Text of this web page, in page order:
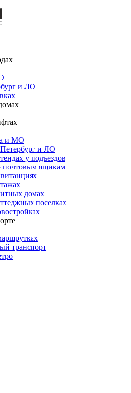
и ЛО
и МО
и ЛО
у подъездов
почтовым ящикам
домах
поселках
транспорт